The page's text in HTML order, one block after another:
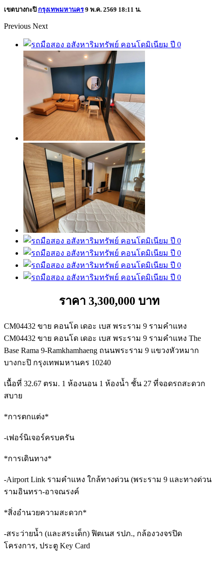
เขตบางกะปิ กรุงเทพมหานคร 9 พ.ค. 2569 18:11 น.
Previous Next
ราคา 3,300,000 บาท
CM04432 ขาย คอนโด เดอะ เบส พระราม 9 รามคำแหง
CM04432 ขาย คอนโด เดอะ เบส พระราม 9 รามคำแหง The
Base Rama 9-Ramkhamhaeng ถนนพระราม 9 แขวงหัวหมาก
บางกะปิ กรุงเทพมหานคร 10240
เนื้อที่ 32.67 ตรม. 1 ห้องนอน 1 ห้องน้ำ ชั้น 27 ที่จอดรถสะดวก
สบาย
*การตกแต่ง*
-เฟอร์นิเจอร์ครบครัน
*การเดินทาง*
-Airport Link รามคำแหง ใกล้ทางด่วน (พระราม 9 และทางด่วน
รามอินทรา-อาจณรงค์
*สิ่งอำนวยความสะดวก*
-สระว่ายน้ำ (และสระเด็ก) ฟิตเนส รปภ., กล้องวงจรปิด
โครงการ, ประตู Key Card